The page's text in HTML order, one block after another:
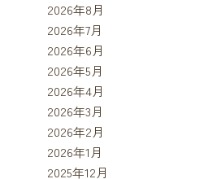
2026年8月
2026年7月
2026年6月
2026年5月
2026年4月
2026年3月
2026年2月
2026年1月
2025年12月